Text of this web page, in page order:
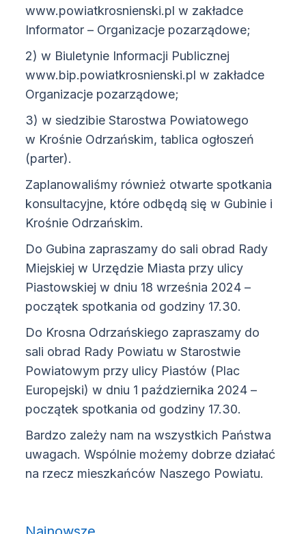
www.powiatkrosnienski.pl w zakładce
Informator – Organizacje pozarządowe;
2) w Biuletynie Informacji Publicznej
www.bip.powiatkrosnienski.pl w zakładce
Organizacje pozarządowe;
3) w siedzibie Starostwa Powiatowego
w Krośnie Odrzańskim, tablica ogłoszeń
(parter).
Zaplanowaliśmy również otwarte spotkania
konsultacyjne, które odbędą się w Gubinie i
Krośnie Odrzańskim.
Do Gubina zapraszamy do sali obrad Rady
Miejskiej w Urzędzie Miasta przy ulicy
Piastowskiej w dniu 18 września 2024 –
początek spotkania od godziny 17.30.
Do Krosna Odrzańskiego zapraszamy do
sali obrad Rady Powiatu w Starostwie
Powiatowym przy ulicy Piastów (Plac
Europejski) w dniu 1 października 2024 –
początek spotkania od godziny 17.30.
Bardzo zależy nam na wszystkich Państwa
uwagach. Wspólnie możemy dobrze działać
na rzecz mieszkańców Naszego Powiatu.